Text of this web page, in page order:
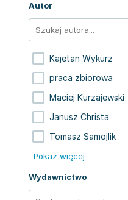
Autor
Kajetan Wykurz
praca zbiorowa
Maciej Kurzajewski
Janusz Christa
Tomasz Samojlik
Pokaż więcej
Wydawnictwo